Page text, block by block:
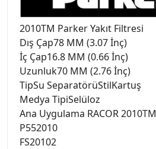
2010TM Parker Yakıt Filtresi
Dış Çap78 MM (3.07 İnç)
İç Çap16.8 MM (0.66 İnç)
Uzunluk70 MM (2.76 İnç)
TipSu SeparatörüStilKartuş
Medya TipiSelüloz
Ana Uygulama RACOR 2010TM
P552010
FS20102